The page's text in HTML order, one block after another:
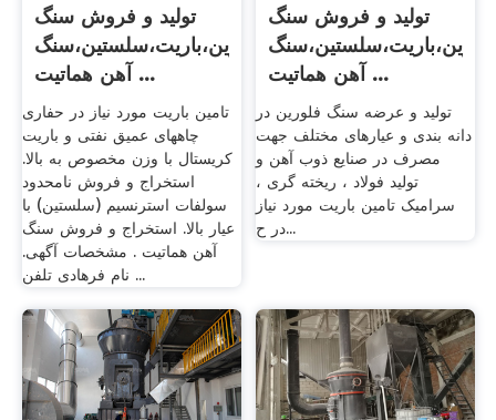
تولید و فروش سنگ
فلورین،باریت،سلستین،سنگ
آهن هماتیت ...
تامین باریت مورد نیاز در حفاری
چاههای عمیق نفتی و باریت
کریستال با وزن مخصوص به بالا.
استخراج و فروش نامحدود
سولفات استرنسیم (سلستین) با
عیار بالا. استخراج و فروش سنگ
آهن هماتیت . مشخصات آگهی.
نام فرهادی تلفن ...
تولید و فروش سنگ
آهن هماتیت ...
تولید و عرضه سنگ فلورین در
دانه بندی و عیارهای مختلف جهت
مصرف در صنایع ذوب آهن و
تولید فولاد ، ریخته گری ،
سرامیک تامین باریت مورد نیاز
در ح...